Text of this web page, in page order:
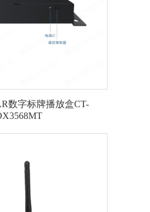
数字标牌播放盒CT-